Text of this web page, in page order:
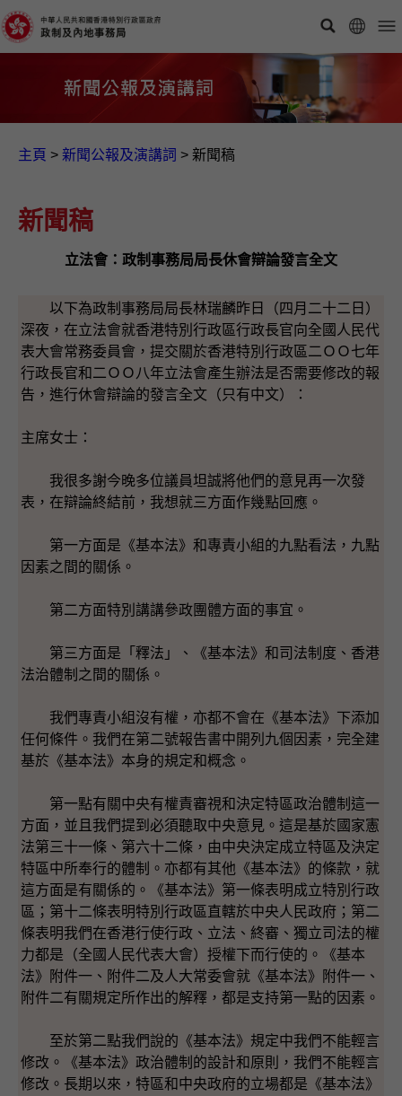
主頁 > 新聞公報及演講詞 > 新聞稿
新聞稿
立法會：政制事務局局長休會辯論發言全文
以下為政制事務局局長林瑞麟昨日（四月二十二日）
深夜，在立法會就香港特別行政區行政長官向全國人民代
表大會常務委員會，提交關於香港特別行政區二ＯＯ七年
行政長官和二ＯＯ八年立法會產生辦法是否需要修改的報
告，進行休會辯論的發言全文（只有中文）：
主席女士：
我很多謝今晚多位議員坦誠將他們的意見再一次發
表，在辯論終結前，我想就三方面作幾點回應。
第一方面是《基本法》和專責小組的九點看法，九點
因素之間的關係。
第二方面特別講講參政團體方面的事宜。
第三方面是「釋法」、《基本法》和司法制度、香港
法治體制之間的關係。
我們專責小組沒有權，亦都不會在《基本法》下添加
任何條件。我們在第二號報告書中開列九個因素，完全建
基於《基本法》本身的規定和概念。
第一點有關中央有權責審視和決定特區政治體制這一
方面，並且我們提到必須聽取中央意見。這是基於國家憲
法第三十一條、第六十二條，由中央決定成立特區及決定
特區中所奉行的體制。亦都有其他《基本法》的條款，就
這方面是有關係的。《基本法》第一條表明成立特別行政
區；第十二條表明特別行政區直轄於中央人民政府；第二
條表明我們在香港行使行政、立法、終審、獨立司法的權
力都是（全國人民代表大會）授權下而行使的。《基本
法》附件一、附件二及人大常委會就《基本法》附件一、
附件二有關規定所作出的解釋，都是支持第一點的因素。
至於第二點我們說的《基本法》規定中我們不能輕言
修改。《基本法》政治體制的設計和原則，我們不能輕言
修改。長期以來，特區和中央政府的立場都是《基本法》